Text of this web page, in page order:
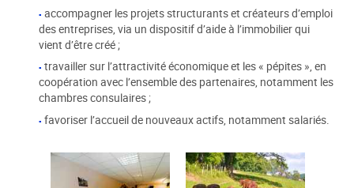
accompagner les projets structurants et créateurs d’emploi
des entreprises, via un dispositif d’aide à l’immobilier qui
vient d’être créé ;
travailler sur l’attractivité économique et les « pépites », en
coopération avec l’ensemble des partenaires, notamment les
chambres consulaires ;
favoriser l’accueil de nouveaux actifs, notamment salariés.